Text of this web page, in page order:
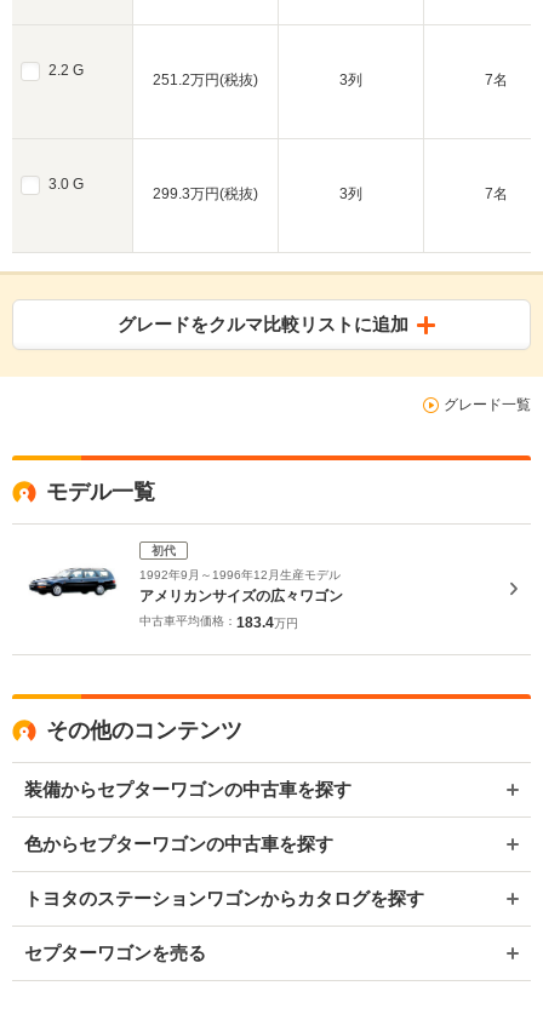
2.2 G
3.0 G
251.2万円(税抜) 3列 7名
299.3万円(税抜) 3列 7名
グレードをクルマ比較リストに追加
グレード一覧
モデル一覧
初代
1992年9月～1996年12月生産モデル
アメリカンサイズの広々ワゴン
中古車平均価格： 183.4万円
その他のコンテンツ
装備からセプターワゴンの中古車を探す
色からセプターワゴンの中古車を探す
トヨタのステーションワゴンからカタログを探す
セプターワゴンを売る